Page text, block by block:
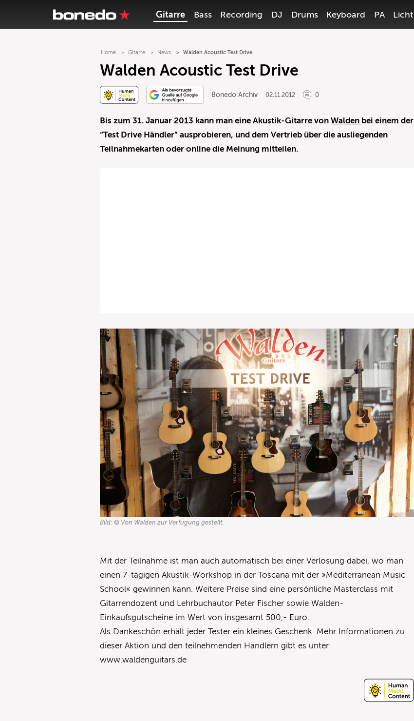
Gitarre Bass Recording DJ Drums Keyboard PA Licht
Home Gitarre News Walden Acoustic Test Drive
Walden Acoustic Test Drive
Bonedo Archiv 02.11.2012 0
Bis zum 31. Januar 2013 kann man eine Akustik-Gitarre vonWalden bei einem der
“Test Drive Händler” ausprobieren, und dem Vertrieb über die ausliegenden
Teilnahmekarten oder online die Meinung mitteilen.
Bild: © Von Walden zur Verfügung gestellt.
Mit der Teilnahme ist man auch automatisch bei einer Verlosung dabei, wo man
einen 7-tägigen Akustik-Workshop in der Toscana mit der »Mediterranean Music
School« gewinnen kann. Weitere Preise sind eine persönliche Masterclass mit
Gitarrendozent und Lehrbuchautor Peter Fischer sowie Walden-
Einkaufsgutscheine im Wert von insgesamt 500,- Euro.
Als Dankeschön erhält jeder Tester ein kleines Geschenk. Mehr Informationen zu
dieser Aktion und den teilnehmenden Händlern gibt es unter:
www.waldenguitars.de